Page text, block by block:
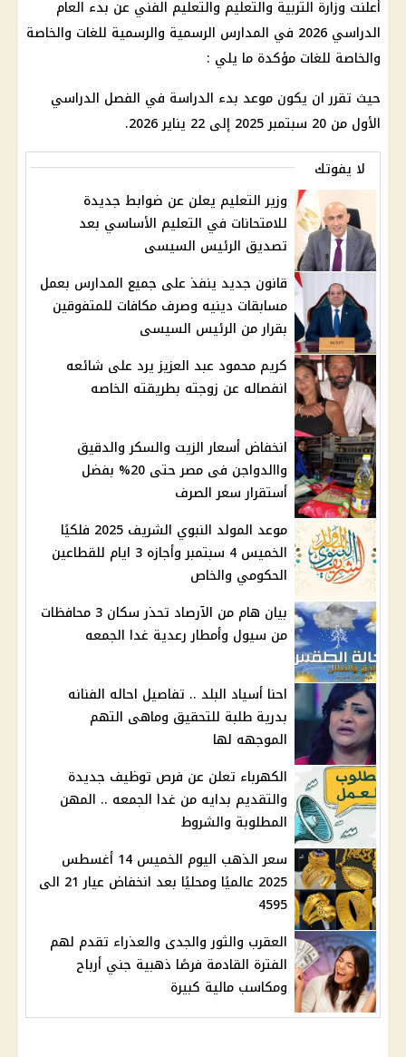
أعلنت وزارة التربية والتعليم والتعليم الفني عن بدء العام
الدراسي 2026 في المدارس الرسمية والرسمية للغات والخاصة
والخاصة للغات مؤكدة ما يلي :
حيث تقرر ان يكون موعد بدء الدراسة في الفصل الدراسي
الأول من 20 سبتمبر 2025 إلى 22 يناير 2026.
لا يفوتك
وزير التعليم يعلن عن ضوابط جديدة
للامتحانات في التعليم الأساسي بعد
تصديق الرئيس السيسى
قانون جديد ينفذ على جميع المدارس بعمل
مسابقات دينيه وصرف مكافات للمتفوقين
بقرار من الرئيس السيسى
كريم محمود عبد العزيز يرد على شائعه
انفصاله عن زوجته بطريقته الخاصه
انخفاض أسعار الزيت والسكر والدقيق
واالدواجن فى مصر حتى 20% بفضل
أستقرار سعر الصرف
موعد المولد النبوي الشريف 2025 فلكيًا
الخميس 4 سبتمبر وأجازه 3 ايام للقطاعين
الحكومي والخاص
بيان هام من الآرصاد تحذر سكان 3 محافظات
من سيول وأمطار رعدية غدا الجمعه
احنا أسياد البلد .. تفاصيل احاله الفنانه
بدرية طلبة للتحقيق وماهى التهم
الموجهه لها
الكهرباء تعلن عن فرص توظيف جديدة
والتقديم بدايه من غدا الجمعه .. المهن
المطلوبة والشروط
سعر الذهب اليوم الخميس 14 أغسطس
2025 عالميًا ومحليًا بعد انخفاض عيار 21 الى
4595
العقرب والثور والجدى والعذراء تقدم لهم
الفترة القادمة فرصًا ذهبية جني أرباح
ومكاسب مالية كبيرة